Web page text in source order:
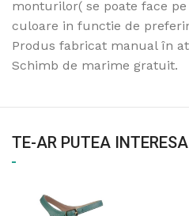
monturilor( se poate face
culoare in functie de
Produs fabricat manual în
Schimb de marime gratuit.
TE-AR PUTEA